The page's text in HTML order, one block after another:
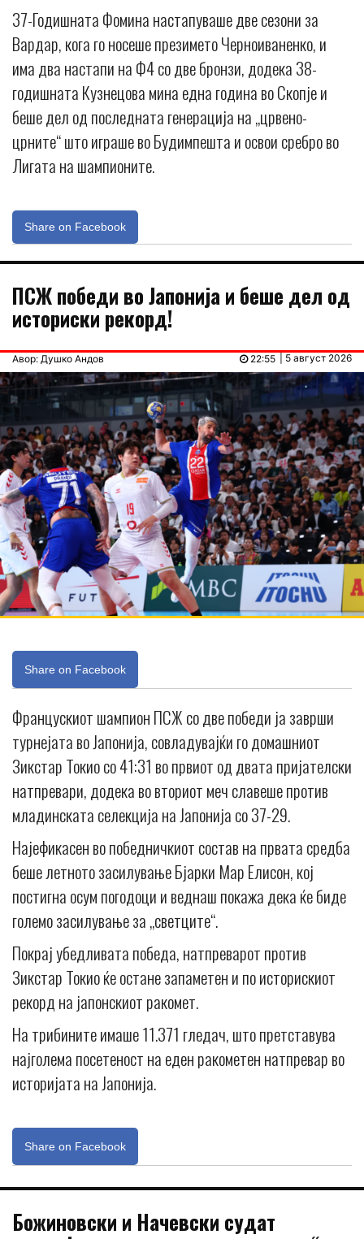
37-Годишната Фомина настапуваше две сезони за
Вардар, кога го носеше презимето Черноиваненко, и
има два настапи на Ф4 со две бронзи, додека 38-
годишната Кузнецова мина една година во Скопје и
беше дел од последната генерација на „црвено-
црните“ што играше во Будимпешта и освои сребро во
Лигата на шампионите.
Share on Facebook
ПСЖ победи во Јапонија и беше дел од
историски рекорд!
Авор: Душко Андов | 5 август 2026
22:55
Share on Facebook
Францускиот шампион ПСЖ со две победи ја заврши
турнејата во Јапонија, совладувајќи го домашниот
Зикстар Токио со 41:31 во првиот од двата пријателски
натпревари, додека во вториот меч славеше против
младинската селекција на Јапонија со 37-29.
Најефикасен во победничкиот состав на првата средба
беше летното засилување Бјарки Мар Елисон, кој
постигна осум погодоци и веднаш покажа дека ќе биде
големо засилување за „светците“.
Покрај убедливата победа, натпреварот против
Зикстар Токио ќе остане запаметен и по историскиот
рекорд на јапонскиот ракомет.
На трибините имаше 11.371 гледач, што претставува
најголема посетеност на еден ракометен натпревар во
историјата на Јапонија.
Share on Facebook
Божиновски и Начевски судат